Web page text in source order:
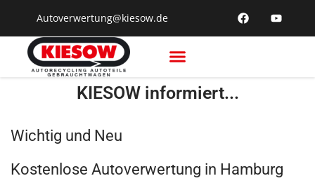
Autoverwertung@kiesow.de
KIESOW informiert...
Wichtig und Neu
Kostenlose Autoverwertung in Hamburg